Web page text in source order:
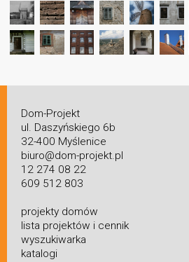
Dom-Projekt
ul. Daszyńskiego 6b
32-400 Myślenice
biuro@dom-projekt.pl
12 274 08 22
609 512 803
projekty domów
lista projektów i cennik
wyszukiwarka
katalogi